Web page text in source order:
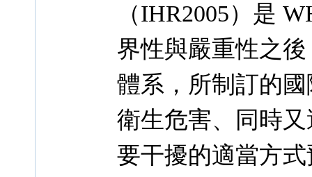
（IHR2005）是
界性與嚴重性之
體系，所制訂的
衛生危害、同時
要干擾的適當方